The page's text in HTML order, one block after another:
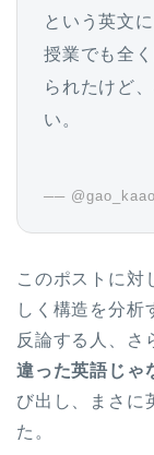
という英文
授業でも全
られたけど
い。
──
このポストに対
しく構造を分析
反論する人、さ
違った英語じゃ
び出し、まさに
た。